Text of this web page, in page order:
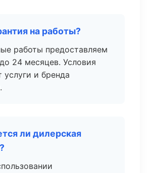
на работы?
работы предоставляем
24 месяцев. Условия
услуги и бренда
ли дилерская